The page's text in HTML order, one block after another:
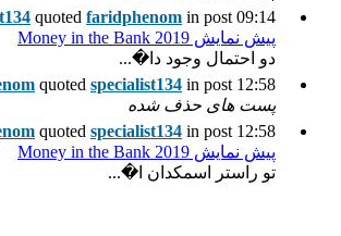
specialist134quoted
faridphenomquoted
faridphenomquoted